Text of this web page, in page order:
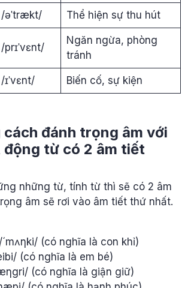
/əˈtrækt/ Thể hiện sự thu hút
/prɪˈvɛnt/
Ngăn ngừa, phòng
tránh
/ɪˈvɛnt/ Biến cố, sự kiện
cách đánh trọng âm với
động từ có 2 âm tiết
những từ, tính từ thì sẽ có 2 âm
âm sẽ rơi vào âm tiết thứ nhất.
(có nghĩa là con khỉ)
(có nghĩa là em bé)
(có nghĩa là giận giữ)